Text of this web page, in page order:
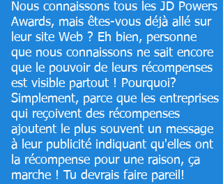
Nous connaissons tous les JD Powers
Awards, mais êtes-vous déjà allé sur
leur site Web ? Eh bien, personne
que nous connaissons ne sait encore
que le pouvoir de leurs récompenses
est visible partout ! Pourquoi?
Simplement, parce que les entreprises
qui reçoivent des récompenses
ajoutent le plus souvent un message
à leur publicité indiquant qu'elles ont
la récompense pour une raison, ça
marche ! Tu devrais faire pareil!